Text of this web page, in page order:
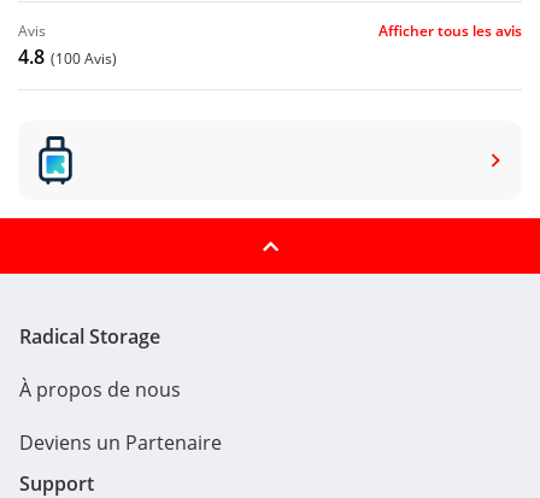
avis Afficher tous les avis
4.8 (100 Avis)
Radical Storage
À propos de nous
Deviens un Partenaire
Support